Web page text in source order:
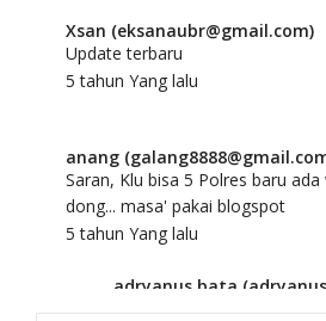
Xsan (eksanaubr@gmail.com)
Update terbaru
5 tahun Yang lalu
anang
Saran, Klu bisa 5 Polres baru
dong... masa' pakai blogspot
5 tahun Yang lalu
adryanus bata
TKS atas saran dan